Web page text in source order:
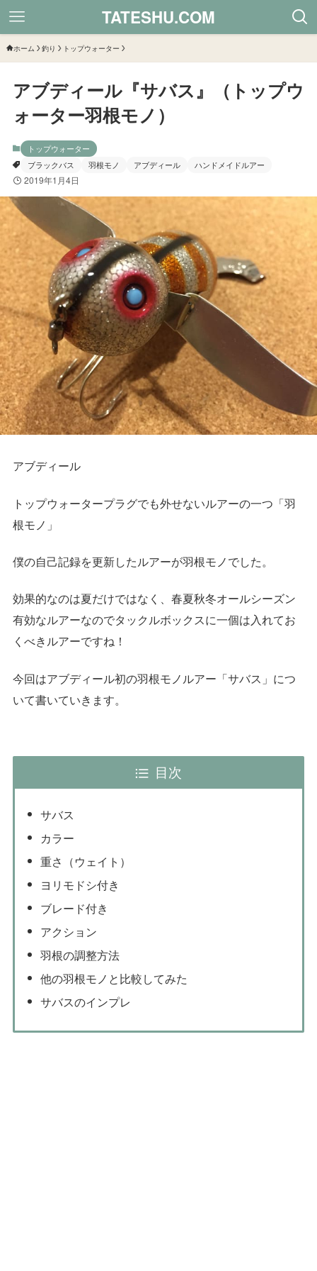
TATESHU.COM
ホーム 釣り トップウォーター
アブディール『サバス』（トップウ
ォーター羽根モノ）
トップウォーター
ブラックバス
羽根モノ アブディール ハンドメイドルアー
2019年1月4日
アブディール
トップウォータープラグでも外せないルアーの一つ 「羽
根モノ」
僕の自己記録を更新したルアーが羽根モノでした。
効果的なのは夏だけではなく、春夏秋冬オールシーズン
有効なルアーなのでタックルボックスに一個は入れてお
くべきルアーですね！
今回はアブディール初の羽根モノルアー「サバス」につ
いて書いていきます。
目次
サバス
カラー
重さ（ウェイト）
ヨリモドシ付き
ブレード付き
アクション
羽根の調整方法
他の羽根モノと比較してみた
サバスのインプレ